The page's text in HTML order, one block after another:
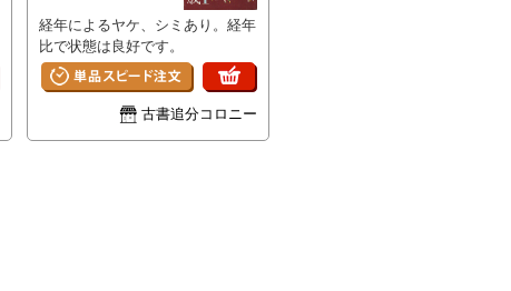
経年によるヤケ、シミあり。経年
比で状態は良好です。
古書追分コロニー